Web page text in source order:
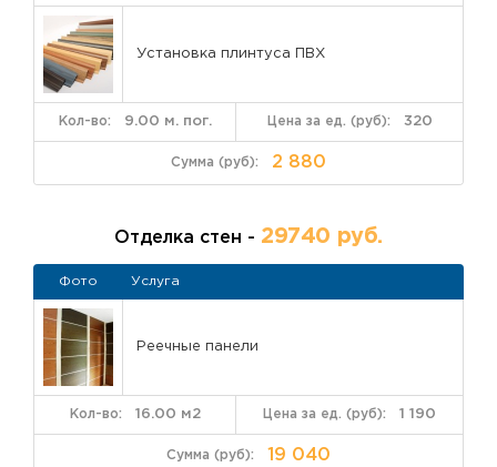
Установка плинтуса ПВХ
320
9.00 м. пог.
2 880
Отделка стен - 29740 руб.
Фото Услуга
Реечные панели
1 190
16.00 м2
19 040